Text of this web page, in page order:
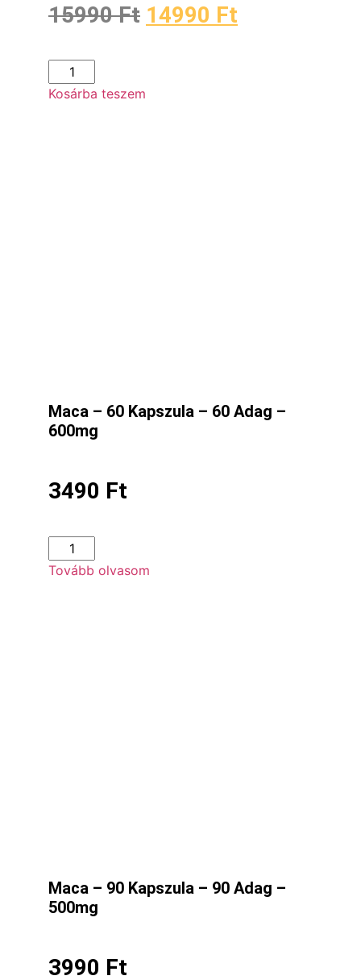
15990Ft 14990 Ft
Kosárba teszem
Maca – 60 Kapszula – 60 Adag –
600mg
3490 Ft
Tovább olvasom
Maca – 90 Kapszula – 90 Adag –
500mg
3990 Ft